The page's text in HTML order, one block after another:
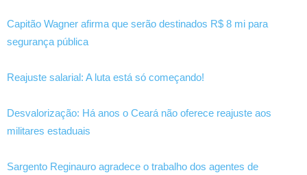
Capitão Wagner afirma que serão destinados R$ 8 mi para
segurança pública
Reajuste salarial: A luta está só começando!
Desvalorização: Há anos o Ceará não oferece reajuste aos
militares estaduais
Sargento Reginauro agradece o trabalho dos agentes de